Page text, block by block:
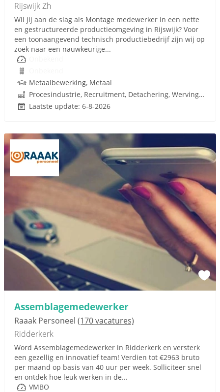
Rijswijk Zh
Wil jij aan de slag als Montage medewerker in een nette
en gestructureerde productieomgeving in Rijswijk? Voor
een toonaangevend technisch productiebedrijf zijn wij op
zoek naar een nauwkeurige...
Metaalbewerking, Metaal
Procesindustrie, Recruitment, Detachering, Werving en Selectie
Laatste update: 6-8-2026
Assemblagemedewerker
Raaak Personeel (170 vacatures)
Ridderkerk
Word Assemblagemedewerker in Ridderkerk en versterk
een gezellig en innovatief team! Verdien tot €2963 bruto
per maand op basis van 40 uur per week. Solliciteer snel
en ontdek hoe leuk werken in de...
VMBO